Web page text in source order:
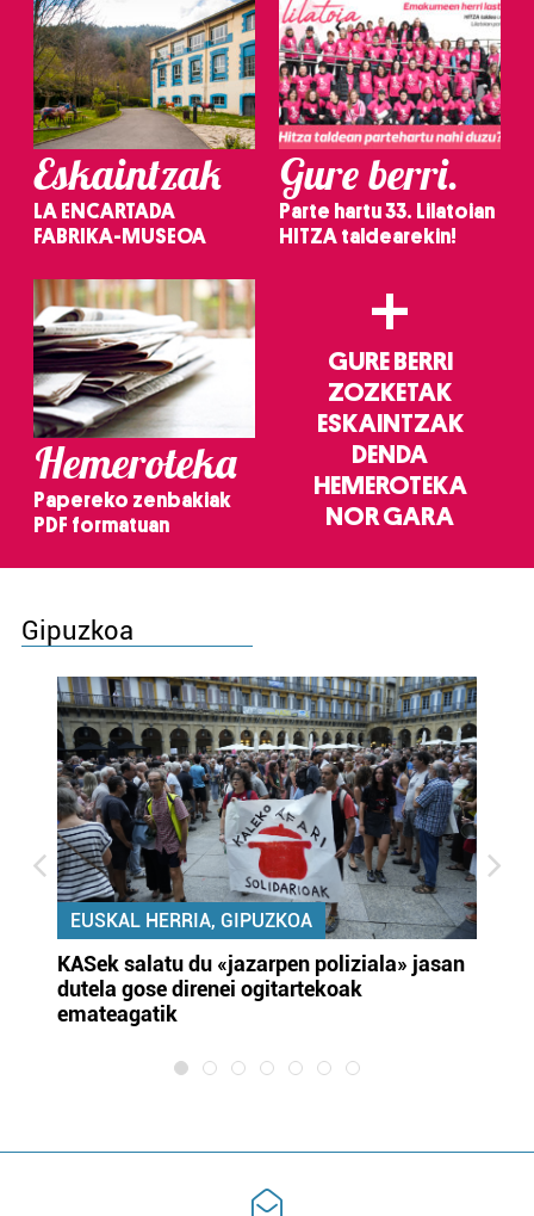
Eskaintzak
LA ENCARTADA
FABRIKA-MUSEOA
Gure berri.
Parte hartu 33. Lilatoian
HITZA taldearekin!
Hemeroteka
Papereko zenbakiak
PDF formatuan
+
GURE BERRI
ZOZKETAK
ESKAINTZAK
DENDA
HEMEROTEKA
NOR GARA
Gipuzkoa
EUSKAL HERRIA, GIPUZKOA
KASek salatu du «jazarpen poliziala» jasan
dutela gose direnei ogitartekoak
emateagatik